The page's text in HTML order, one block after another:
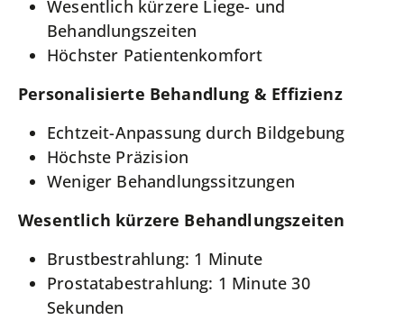
Wesentlich kürzere Liege- und
Behandlungszeiten
Höchster Patientenkomfort
Personalisierte Behandlung & Effizienz
Echtzeit-Anpassung durch Bildgebung
Höchste Präzision
Weniger Behandlungssitzungen
Wesentlich kürzere Behandlungszeiten
Brustbestrahlung: 1 Minute
Prostatabestrahlung: 1 Minute 30
Sekunden